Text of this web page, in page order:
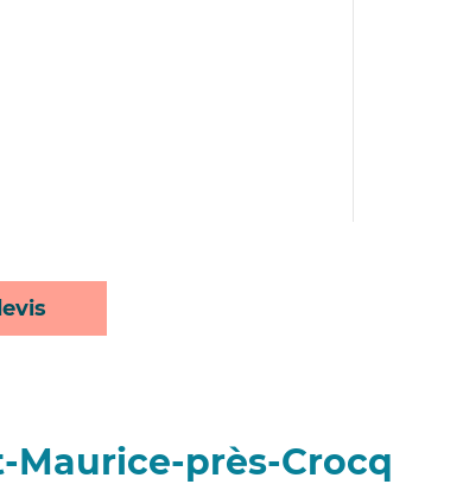
Maurice-près-Crocq